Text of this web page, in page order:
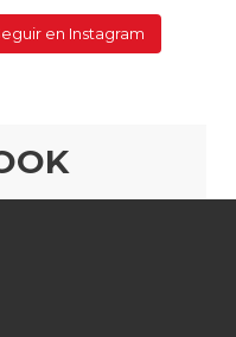
en Instagram